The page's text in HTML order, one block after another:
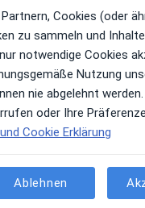
senden
So, Mo,
Cookies (oder
zu sammeln und
notwendige Cookies
Nutzung
nie abgelehnt werden.
oder Ihre
Cookie Erklärung
Ablehnen